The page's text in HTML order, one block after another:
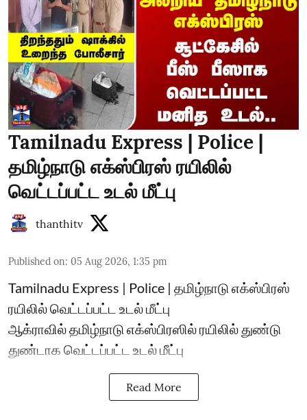
Tamilnadu Express | Police |
தமிழ்நாடு எக்ஸ்பிரஸ் ரயிலில்
வெட்டப்பட்ட உடல் மீட்பு
thanthitv
Published on: 05 Aug 2026, 1:35 pm
Tamilnadu Express | Police | தமிழ்நாடு எக்ஸ்பிரஸ்
ரயிலில் வெட்டப்பட்ட உடல் மீட்பு
ஆக்ராவில் தமிழ்நாடு எக்ஸ்பிரஸில் ரயிலில் துண்டு
துண்டாக வெட்டப்பட்ட உடல் மீட்பு
Read More